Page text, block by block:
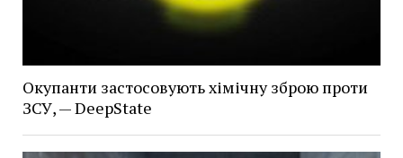
Окупанти застосовують хімічну зброю проти
ЗСУ, — DeepState